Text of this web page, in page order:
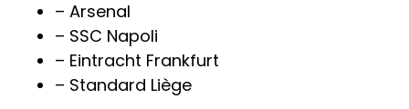
– Arsenal
– SSC Napoli
– Eintracht Frankfurt
– Standard Liège